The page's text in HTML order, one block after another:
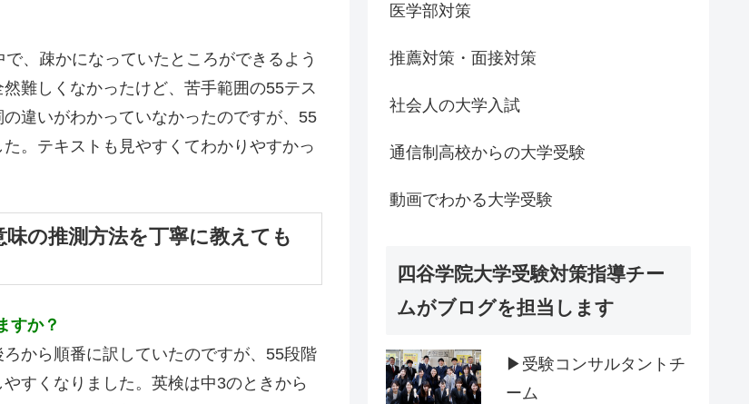
、疎かになっていたところができるよう
難しくなかったけど、苦手範囲の55テス
違いがわかっていなかったのですが、55
。テキストも見やすくてわかりやすかっ
の推測方法を丁寧に教えても
すか？
から順番に訳していたのですが、55段階
すくなりました。英検は中3のときから
医学部対策
推薦対策・面接対策
社会人の大学入試
通信制高校からの大学受験
動画でわかる大学受験
四谷学院大学受験対策指導チー
ムがブログを担当します
▶受験コンサルタントチ
ーム